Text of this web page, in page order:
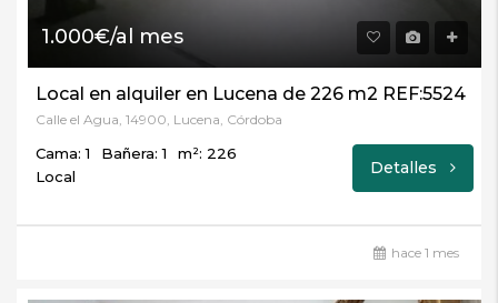
1.000€/al mes
Local en alquiler en Lucena de 226 m2 REF:5524
Calle el Agua, 14900, Lucena, Córdoba
Cama: 1 Bañera: 1
m²: 226
Local
Detalles
hace 1 mes